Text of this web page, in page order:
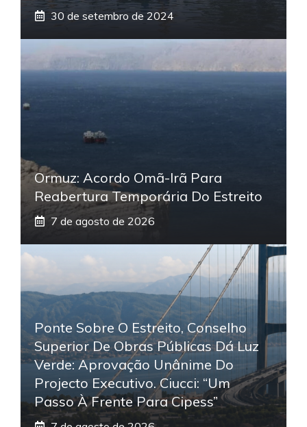
30 de setembro de 2024
Ormuz: Acordo Omã-Irã Para
Reabertura Temporária Do Estreito
7 de agosto de 2026
Ponte Sobre O Estreito, Conselho
Superior De Obras Públicas Dá Luz
Verde: Aprovação Unânime Do
Projecto Executivo. Ciucci: “Um
Passo À Frente Para Cipess”